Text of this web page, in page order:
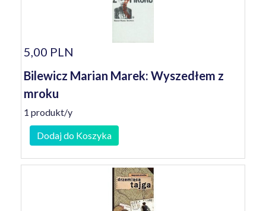
5,00 PLN
Bilewicz Marian Marek: Wyszedłem z
mroku
1 produkt/y
Dodaj do Koszyka